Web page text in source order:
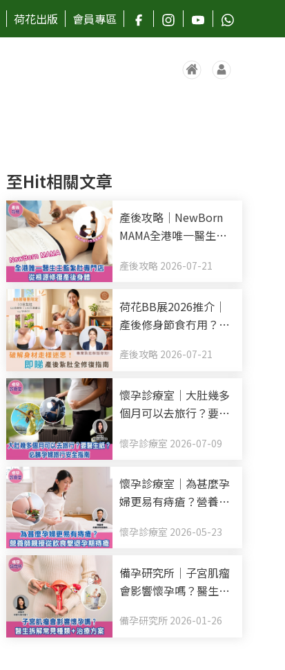
荷花出版 會員專區
至Hit相關文章
產後攻略｜NewBorn
MAMA全港唯一醫生主
10天全效療程 從根源修
產後攻略 2026-07-21
荷花BB展2026推介｜
產後修身節食冇用？破
紥肚+中醫調理全修復
產後攻略 2026-07-21
懷孕診療室｜大肚幾多
個月可以去旅行？要醫
全指南
懷孕診療室 2026-07-09
懷孕診療室｜為甚麼孕
婦更易有痔瘡？營養師
瘡
懷孕診療室 2026-05-23
備孕研究所｜子宮肌瘤
會影響懷孕嗎？醫生拆
備孕研究所 2026-01-26